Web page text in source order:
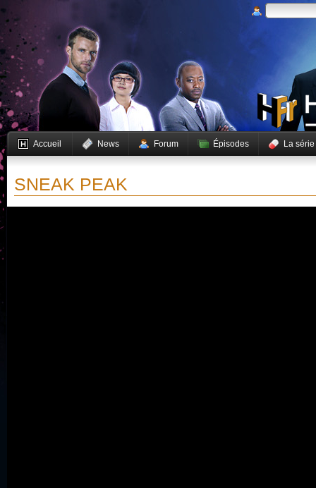
Accueil News Forum Épisodes La série
SNEAK PEAK